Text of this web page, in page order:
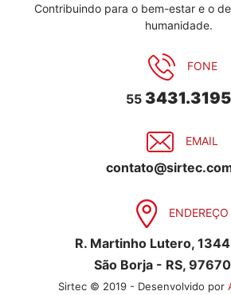
Contribuindo para o bem-estar e o
humanidade.
FONE
55 3431.3195
EMAIL
ENDEREÇO
R. Martinho Lutero,
São Borja - RS,
Sirtec © 2019 - Desenvolvido por